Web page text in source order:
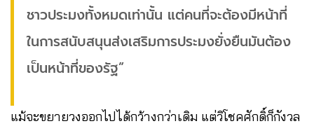
ชาวประมงทั้งหมดเท่านั้น แต่คนที่จะต้องมีหน้าที่
ในการสนับสนุนส่งเสริมการประมงยั่งยืนมันต้อง
เป็นหน้าที่ของรัฐ”
แม้จะขยายวงออกไปได้กว้างกว่าเดิม แต่วิโชคศักดิ์ก็กังวล